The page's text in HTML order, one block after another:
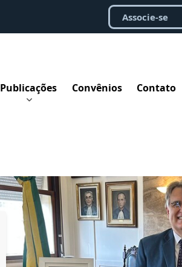
Associe-se
Publicações Convênios Contato